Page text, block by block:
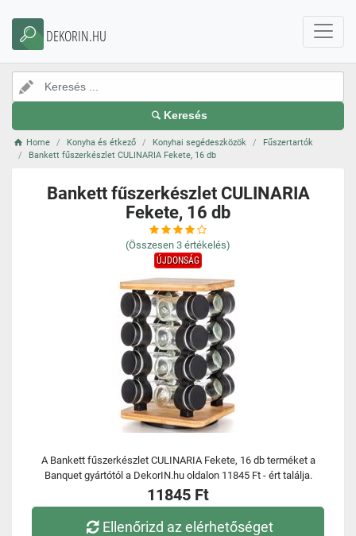
DEKORIN.HU
Keresés
Home Konyha és étkező Konyhai segédeszközök
Fűszertartók
Bankett fűszerkészlet CULINARIA Fekete, 16 db
Bankett fűszerkészlet CULINARIA
Fekete, 16 db
(Összesen 3 értékelés)
ÚJDONSÁG
A Bankett fűszerkészlet CULINARIA Fekete, 16 db terméket a
Banquet gyártótól a DekorIN.hu oldalon 11845 Ft - ért találja.
11845 Ft
Ellenőrizd az elérhetőséget